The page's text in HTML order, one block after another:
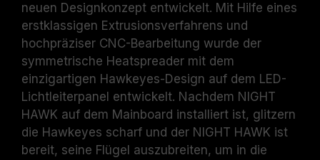
neuen Designkonzept entwickelt. Mit Hilfe eines
erstklassigen Extrusionsverfahrens und
hochpräziser CNC-Bearbeitung wurde der
symmetrische Heatspreader mit dem
einzigartigen Hawkeyes-Design auf dem LED-
Lichtleiterpanel entwickelt. Nachdem NIGHT
HAWK auf dem Mainboard installiert ist, glitzern
die Hawkeyes scharf und der NIGHT HAWK ist
bereit, seine Flügel auszubreiten, um in die